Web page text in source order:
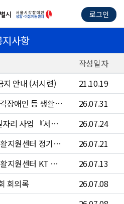
로그인
지사항
작성일자
지 안내 (서시련)
21.10.19
2026년 2분기 서울특별시 시각장애인 등 생활지원센터 수의계약 현황
26.07.31
2026 서울 중장년 가치동행일자리 사업 『서울시각장애인등생활지원센터 운전원』참여자 4차 모집 공고문
26.07.24
서울특별시 시각장애인 등 생활지원센터 정기점검 안내
26.07.21
서울특별시 시각장애인 등 생활지원센터 KT 문자 서비스 점검 안내
26.07.13
회의록
26.07.08